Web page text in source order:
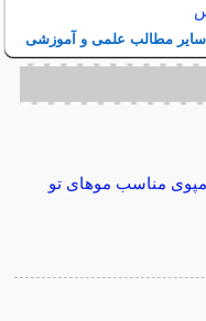
سایر مطالب علمی و آموزشی
مناسب موهای تو